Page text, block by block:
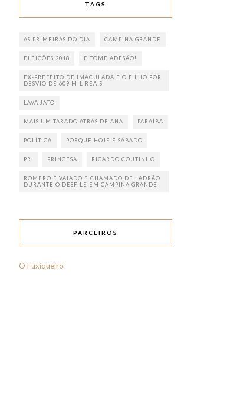
TAGS
AS PRIMEIRAS DO DIA CAMPINA GRANDE
ELEIÇÕES 2018 E TOME ADESÃO!
EX-PREFEITO DE IMACULADA E O FILHO POR
DESVIO DE 609 MIL REAIS
LAVA JATO
MAIS UM TARADO ATRÁS DE ANA PARAÍBA
POLÍTICA PORQUE HOJE É SÁBADO
PR. PRINCESA RICARDO COUTINHO
ROMERO É VAIADO E CHAMADO DE LADRÃO
DURANTE O DESFILE EM CAMPINA GRANDE
PARCEIROS
O Fuxiqueiro